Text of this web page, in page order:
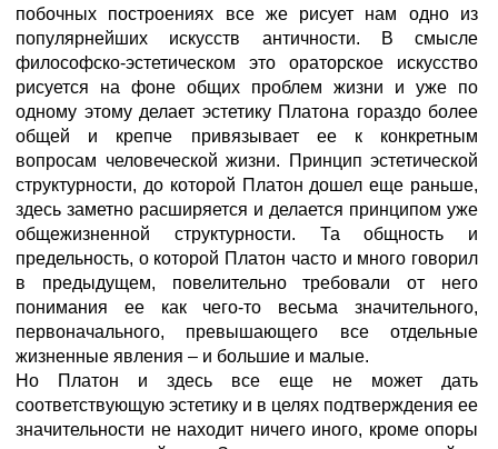
побочных построениях все же рисует нам одно из
популярнейших искусств античности. В смысле
философско-эстетическом это ораторское искусство
рисуется на фоне общих проблем жизни и уже по
одному этому делает эстетику Платона гораздо более
общей и крепче привязывает ее к конкретным
вопросам человеческой жизни. Принцип эстетической
структурности, до которой Платон дошел еще раньше,
здесь заметно расширяется и делается принципом уже
общежизненной структурности. Та общность и
предельность, о которой Платон часто и много говорил
в предыдущем, повелительно требовали от него
понимания ее как чего-то весьма значительного,
первоначального, превышающего все отдельные
жизненные явления – и большие и малые.
Но Платон и здесь все еще не может дать
соответствующую эстетику и в целях подтверждения ее
значительности не находит ничего иного, кроме опоры